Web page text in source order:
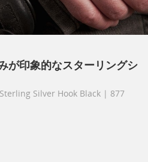
が印象的なスターリングシ
Silver Hook Black | 877